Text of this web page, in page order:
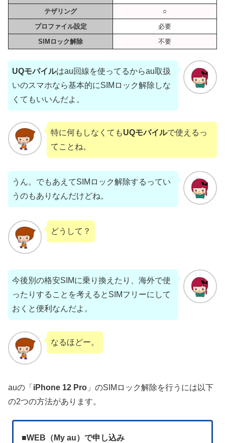
テザリング
○
プロファイル設定
必要
SIMロック解除
不要
UQモバイルはau回線を使ってるからau取扱
いのスマホなら基本的にSIMロック解除しな
くてもいいんだよ。
特に何もしなくてもUQモバイルで使えるっ
てことね。
うん。でもあえてSIMロック解除するってい
うのもありなんだけどね。
どうして？
今後別の格安SIMに乗り換えたり、海外で使
ったりすることを考えるとSIMフリーにして
おくと便利なんだよ。
なるほどー。
auの「 iPhone 12 Pro 」のSIMロック解除を行うには以下
の2つの方法があります。
■WEB（My au）で申し込み